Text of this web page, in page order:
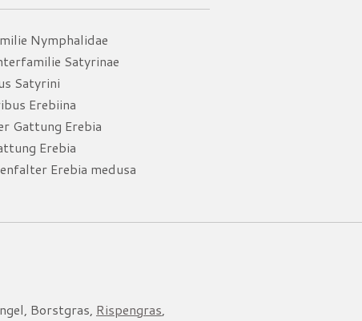
Nymphalidae
Satyrinae
Satyrini
Erebiina
Gattung Erebia
Erebia
Erebia medusa
Borstgras, Rispengras,